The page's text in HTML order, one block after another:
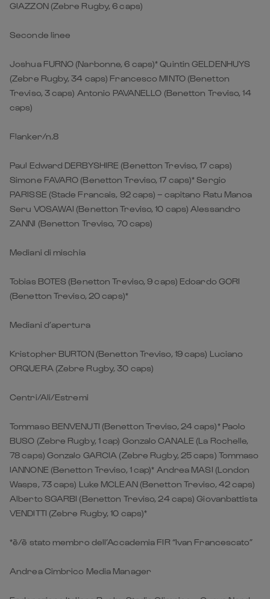
GIAZZON (Zebre Rugby, 6 caps)
Seconde linee
Joshua FURNO (Narbonne, 6 caps)* Quintin GELDENHUYS
(Zebre Rugby, 34 caps) Francesco MINTO (Benetton
Treviso, 3 caps) Antonio PAVANELLO (Benetton Treviso, 14
caps)
Flanker/n.8
Paul Edward DERBYSHIRE (Benetton Treviso, 17 caps)
Simone FAVARO (Benetton Treviso, 17 caps)* Sergio
PARISSE (Stade Francais, 92 caps) – capitano Ratu Manoa
Seru VOSAWAI (Benetton Treviso, 10 caps) Alessandro
ZANNI (Benetton Treviso, 70 caps)
Mediani di mischia
Tobias BOTES (Benetton Treviso, 9 caps) Edoardo GORI
(Benetton Treviso, 20 caps)*
Mediani d’apertura
Kristopher BURTON (Benetton Treviso, 19 caps) Luciano
ORQUERA (Zebre Rugby, 30 caps)
Centri/Ali/Estremi
Tommaso BENVENUTI (Benetton Treviso, 24 caps)* Paolo
BUSO (Zebre Rugby, 1 cap) Gonzalo CANALE (La Rochelle,
78 caps) Gonzalo GARCIA (Zebre Rugby, 25 caps) Tommaso
IANNONE (Benetton Treviso, 1 cap)* Andrea MASI (London
Wasps, 73 caps) Luke MCLEAN (Benetton Treviso, 42 caps)
Alberto SGARBI (Benetton Treviso, 24 caps) Giovanbattista
VENDITTI (Zebre Rugby, 10 caps)*
*è/è stato membro dell’Accademia FIR “Ivan Francescato”
Andrea Cimbrico Media Manager